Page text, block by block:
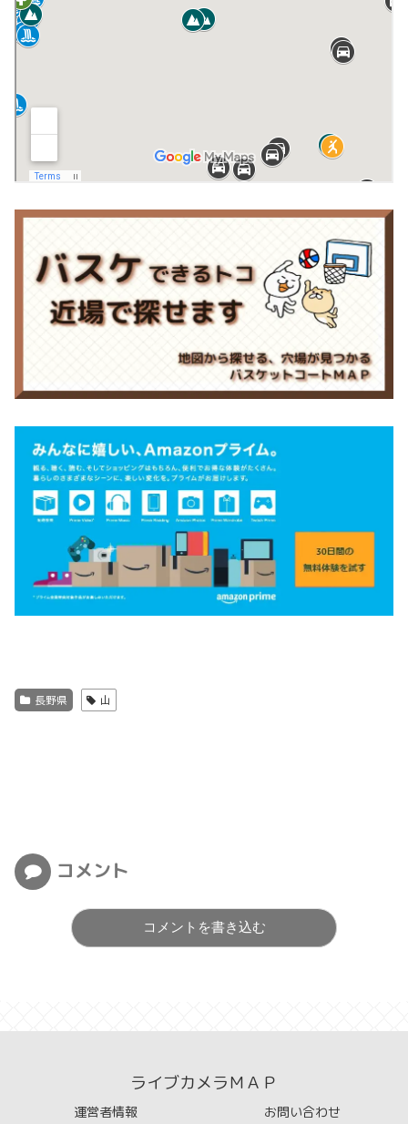
長野県 山
コメント
コメントを書き込む
ライブカメラＭＡＰ
運営者情報
お問い合わせ